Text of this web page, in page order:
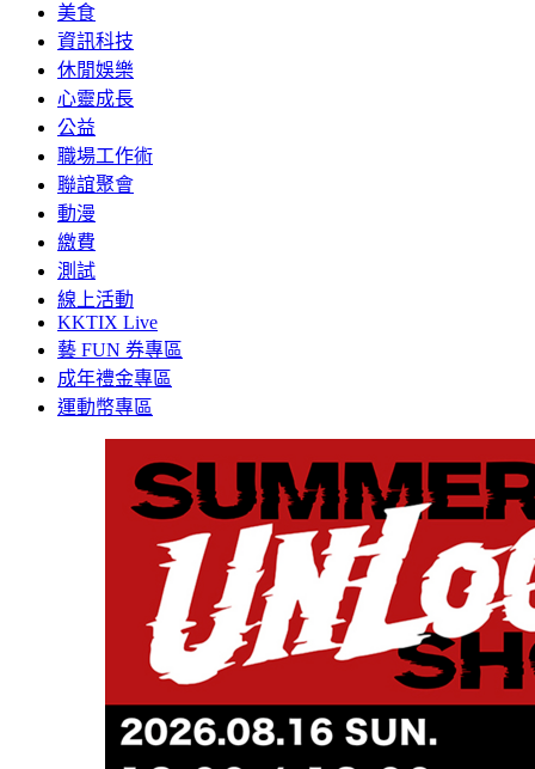
美食
資訊科技
休閒娛樂
心靈成長
公益
職場工作術
聯誼聚會
動漫
繳費
測試
線上活動
KKTIX Live
藝 FUN 券專區
成年禮金專區
運動幣專區